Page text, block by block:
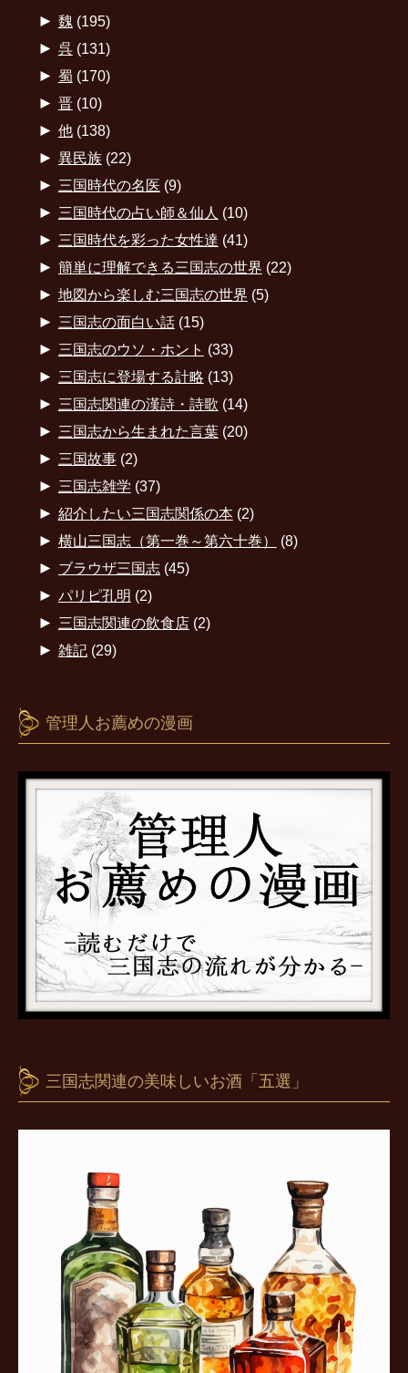
► 魏 (195)
► 呉(131)
► 蜀 (170)
► 晋(10)
► 他(138)
► 異民族(22)
► 三国時代の名医 (9)
► 三国時代の占い師＆仙人 (10)
► 三国時代を彩った女性達 (41)
► 簡単に理解できる三国志の世界 (22)
► 地図から楽しむ三国志の世界 (5)
► 三国志の面白い話(15)
► 三国志のウソ・ホント (33)
► 三国志に登場する計略 (13)
► 三国志関連の漢詩・詩歌 (14)
► 三国志から生まれた言葉(20)
► 三国故事(2)
► 三国志雑学 (37)
► 紹介したい三国志関係の本(2)
► 横山三国志（第一巻～第六十巻） (8)
► ブラウザ三国志(45)
► パリピ孔明 (2)
► 三国志関連の飲食店(2)
► 雑記(29)
管理人お薦めの漫画
三国志関連の美味しいお酒「五選」